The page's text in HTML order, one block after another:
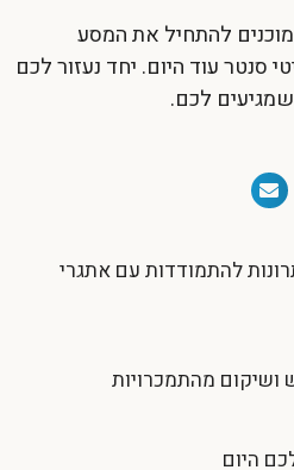
להתחיל את המסע
סנטר עוד היום. יחד נעזור לכם
לכם.
להתמודדות עם אתגרי
ושיקום מהתמכרויות
היום